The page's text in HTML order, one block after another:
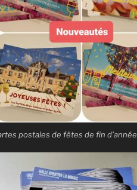
postales de fêtes de fin d’année